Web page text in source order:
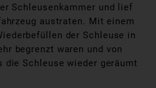
Schleusenkammer und lief
austraten. Mit einem
der Schleuse in
begrenzt waren und von
die Schleuse wieder geräumt